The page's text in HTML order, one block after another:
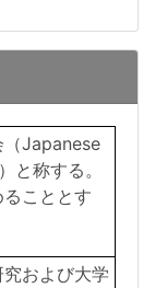
（Japanese
称する。
こととす
および大学